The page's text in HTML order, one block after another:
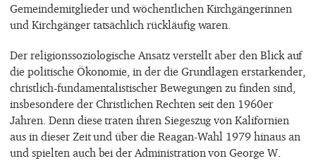
Gemeindemitglieder und wöchentlichen Kirchgängerinnen
und Kirchgänger tatsächlich rückläufig waren.
Der religionssoziologische Ansatz verstellt aber den Blick auf
die politische Ökonomie, in der die Grundlagen erstarkender,
christlich-fundamentalistischer Bewegungen zu finden sind,
insbesondere der Christlichen Rechten seit den 1960er
Jahren. Denn diese traten ihren Siegeszug von Kalifornien
aus in dieser Zeit und über die Reagan-Wahl 1979 hinaus an
und spielten auch bei der Administration von George W.